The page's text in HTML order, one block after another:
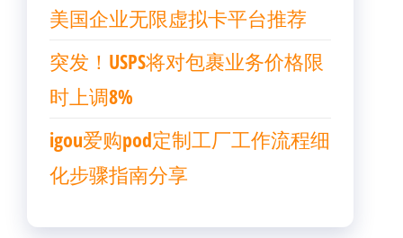
美国企业无限虚拟卡平台推荐
突发！USPS将对包裹业务价格限
时上调8%
igou爱购pod定制工厂工作流程细
化步骤指南分享